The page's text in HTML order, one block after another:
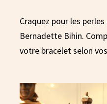
Craquez pour les
Bernadette Bihin.
votre bracelet selon